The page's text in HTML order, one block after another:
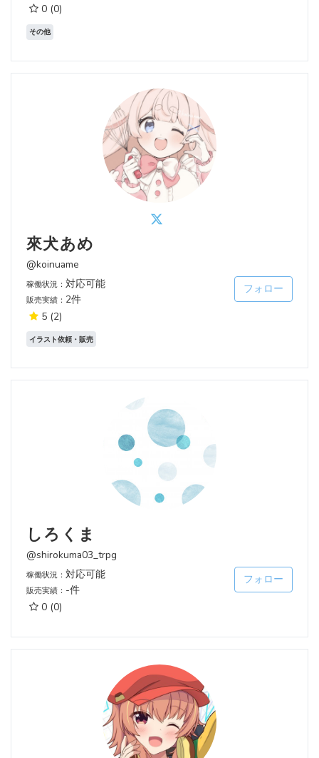
0 (0)
その他
來犬あめ
@koinuame
稼働状況： 対応可能
販売実績： 2件
5 (2)
フォロー
イラスト依頼・販売
しろくま
@shirokuma03_trpg
稼働状況： 対応可能
販売実績： -件
0 (0)
フォロー